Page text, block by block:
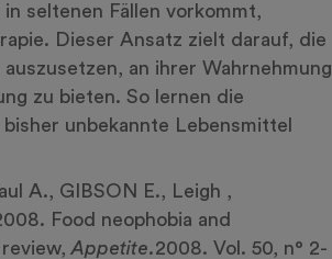
seltenen Fällen vorkommt,
Dieser Ansatz zielt darauf, die
an ihrer Wahrnehmung
zu bieten. So lernen die
unbekannte Lebensmittel
A., GIBSON E., Leigh ,
Food neophobia and
review,Appetite.2008. Vol. 50, n° 2-